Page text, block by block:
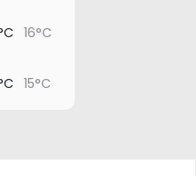
16°C
15°C